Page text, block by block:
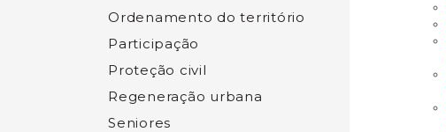
Ordenamento do território
Participação
Proteção civil
Regeneração urbana
Seniores